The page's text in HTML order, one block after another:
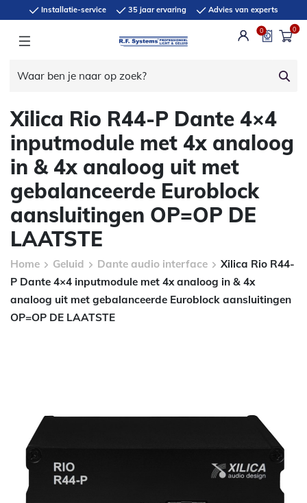
Installatie-service 35 jaar ervaring Advies van experts
0 0
Xilica Rio R44-P Dante 4×4
inputmodule met 4x analoog
in & 4x analoog uit met
gebalanceerde Euroblock
aansluitingen OP=OP DE
LAATSTE
Home Geluid Dante audio interface
Xilica Rio R44-
P Dante 4×4 inputmodule met 4x analoog in & 4x
analoog uit met gebalanceerde Euroblock aansluitingen
OP=OP DE LAATSTE